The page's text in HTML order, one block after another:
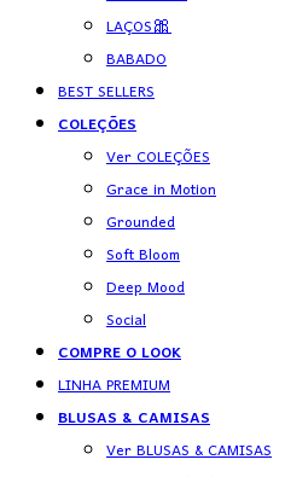
LAÇOS🎀
BABADO
BEST SELLERS
COLEÇÕES
Ver COLEÇÕES
Grace in Motion
Grounded
Soft Bloom
Deep Mood
Social
COMPRE O LOOK
LINHA PREMIUM
BLUSAS & CAMISAS
Ver BLUSAS & CAMISAS